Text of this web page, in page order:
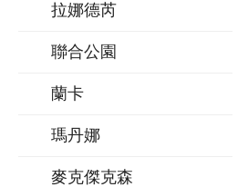
拉娜德芮
聯合公園
蘭卡
瑪丹娜
麥克傑克森